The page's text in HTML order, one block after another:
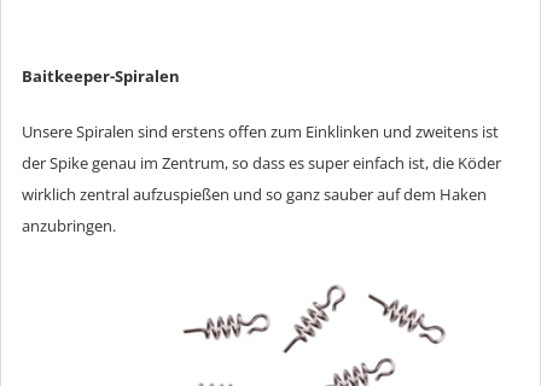
Baitkeeper-Spiralen
Unsere Spiralen sind erstens offen zum Einklinken und zweitens ist
der Spike genau im Zentrum, so dass es super einfach ist, die Köder
wirklich zentral aufzuspießen und so ganz sauber auf dem Haken
anzubringen.